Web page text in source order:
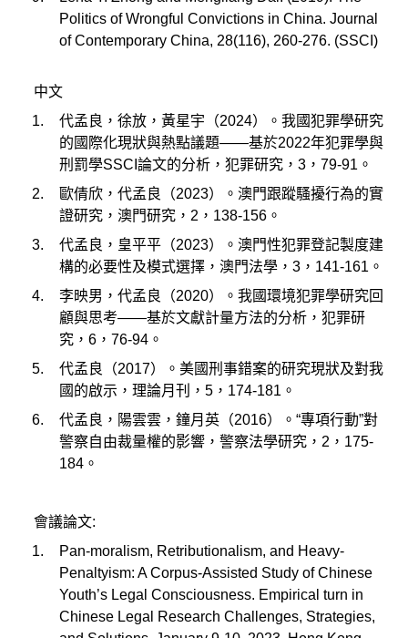
Politics of Wrongful Convictions in China. Journal
of Contemporary China, 28(116), 260-276. (SSCI)
中文
代孟良，徐放，黃星宇（2024）。我國犯罪學研究
的國際化現狀與熱點議題——基於2022年犯罪學與
刑罰學SSCI論文的分析，犯罪研究，3，79-91。
歐倩欣，代孟良（2023）。澳門跟蹤騷擾行為的實
證研究，澳門研究，2，138-156。
代孟良，皇平平（2023）。澳門性犯罪登記製度建
構的必要性及模式選擇，澳門法學，3，141-161。
李映男，代孟良（2020）。我國環境犯罪學研究回
顧與思考——基於文獻計量方法的分析，犯罪研
究，6，76-94。
代孟良（2017）。美國刑事錯案的研究現狀及對我
國的啟示，理論月刊，5，174-181。
代孟良，陽雲雲，鐘月英（2016）。“專項行動”對
警察自由裁量權的影響，警察法學研究，2，175-
184。
會議論文:
Pan-moralism, Retributionalism, and Heavy-
Penaltyism: A Corpus-Assisted Study of Chinese
Youth’s Legal Consciousness. Empirical turn in
Chinese Legal Research Challenges, Strategies,